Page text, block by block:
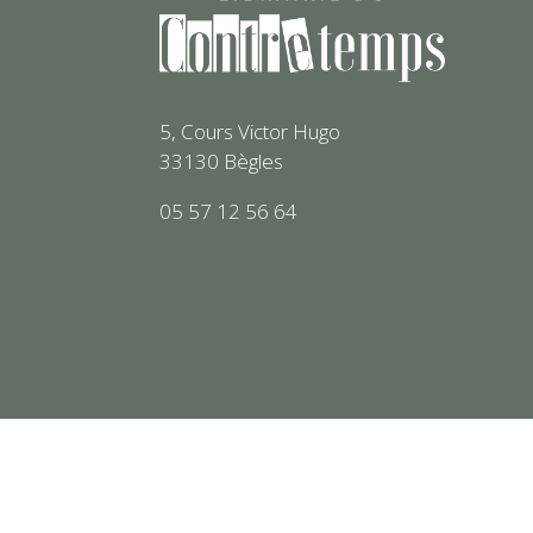
5, Cours Victor Hugo
33130 Bègles
05 57 12 56 64